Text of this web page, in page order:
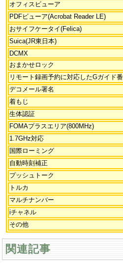
オフィスビューア
PDFビューア(Acrobat Reader LE)
おサイフケータイ(Felica)
Suica(JR東日本)
DCMX
おまかせロック
リモート録画予約に対応したGガイド
デコメール署名
着もじ
生体認証
FOMAプラスエリア(800MHz)
1.7GHz対応
国際ローミング
自動時刻補正
プッシュトーク
トルカ
マルチナンバー
iチャネル
その他
関連記事